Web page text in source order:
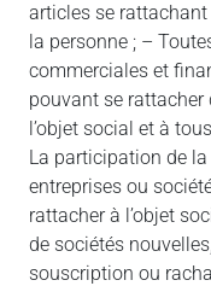
articles se rattachant
la personne ; –
commerciales et
pouvant se
l’objet social et à
La participation de
entreprises ou
rattacher à l’objet
de sociétés
souscription ou